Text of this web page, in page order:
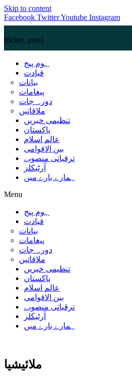
Skip to content
Facebook TwitterYoutube Instagram
[ticker_post]
ہوم پیج
قیادت
بیانات
پیغامات
دورہ جات
ملاقاتیں
تنظیمی خبریں
پاکستان
عالم اسلام
بین الاقوامی
ترقیاتی منصوبے
آرٹیکلز
ہمارے بارے میں
Menu
ہوم پیج
قیادت
بیانات
پیغامات
دورہ جات
ملاقاتیں
تنظیمی خبریں
پاکستان
عالم اسلام
بین الاقوامی
ترقیاتی منصوبے
آرٹیکلز
ہمارے بارے میں
ملائیشیا